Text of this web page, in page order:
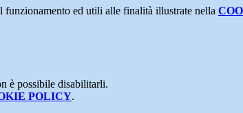
funzionamento ed utili alle finalità illustrate nella
è possibile disabilitarli.
POLICY.